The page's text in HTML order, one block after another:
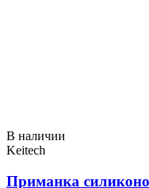
В наличии
Keitech
Приманка